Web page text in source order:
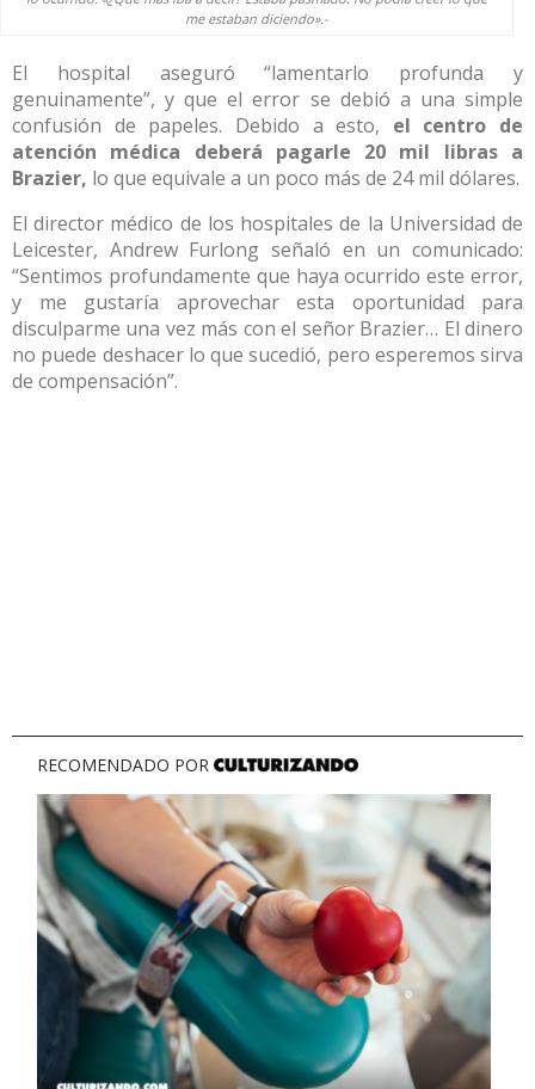
me estaban diciendo».-
El hospital aseguró “lamentarlo profunda y
genuinamente”, y que el error se debió a una simple
confusión de papeles. Debido a esto, el centro de
atención médica deberá pagarle 20 mil libras a
Brazier, lo que equivale a un poco más de 24 mil dólares.
El director médico de los hospitales de la Universidad de
Leicester, Andrew Furlong señaló en un comunicado:
“Sentimos profundamente que haya ocurrido este error,
y me gustaría aprovechar esta oportunidad para
disculparme una vez más con el señor Brazier… El dinero
no puede deshacer lo que sucedió, pero esperemos sirva
de compensación”.